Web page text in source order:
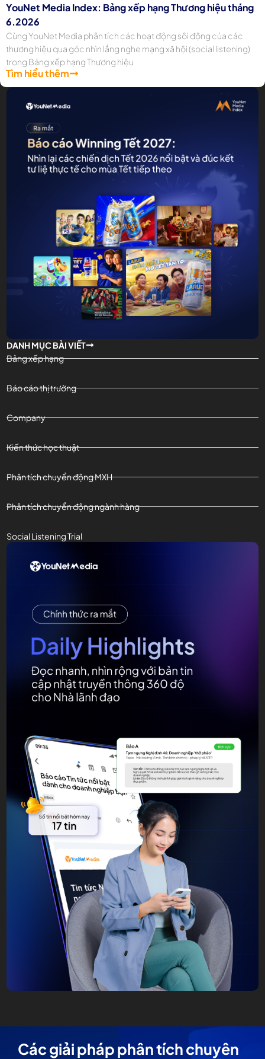
YouNet Media Index: Bảng xếp hạng Thương hiệu tháng
6.2026
Cùng YouNet Media phân tích các hoạt động sôi động của các
thương hiệu qua góc nhìn lắng nghe mạng xã hội (social listening)
trong Bảng xếp hạng Thương hiệu
Tìm hiểu thêm
DANH MỤC BÀI VIẾT
Bảng xếp hạng
Báo cáo thị trường
Company
Kiến thức học thuật
Phân tích chuyển động MXH
Phân tích chuyển động ngành hàng
Social Listening Trial
Các giải pháp phân tích chuyên